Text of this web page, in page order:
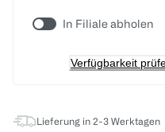
In Filiale abholen
Verfügbarkeit
Lieferung in 2-3 Werktagen